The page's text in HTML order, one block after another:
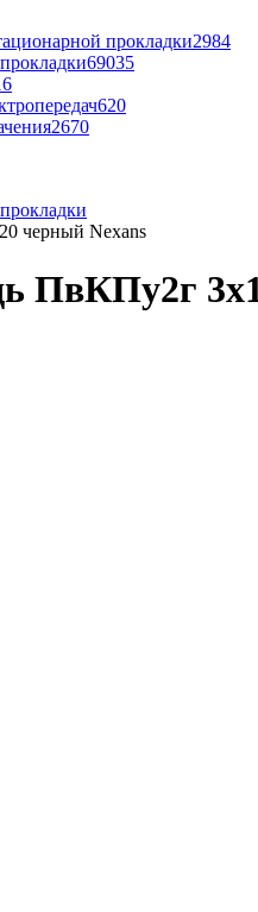
прокладки2984
69035
620
2670
черный Nexans
ПвКПу2г